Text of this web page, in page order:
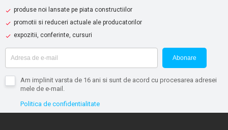
produse noi lansate pe piata constructiilor
promotii si reduceri actuale ale producatorilor
expozitii, conferinte, cursuri
Abonare
Am implinit varsta de 16 ani si sunt de acord cu procesarea adresei
mele de e-mail.
Politica de confidentialitate